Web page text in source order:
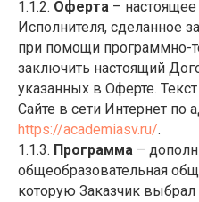
1.1.2. Оферта –
Исполнителя, сделанное
при помощи программно-
заключить настоящий
указанных в Оферте.
Сайте в сети Интернет по
https://academiasv.ru/.
1.1.3. Программа –
общеобразовательная
которую Заказчик